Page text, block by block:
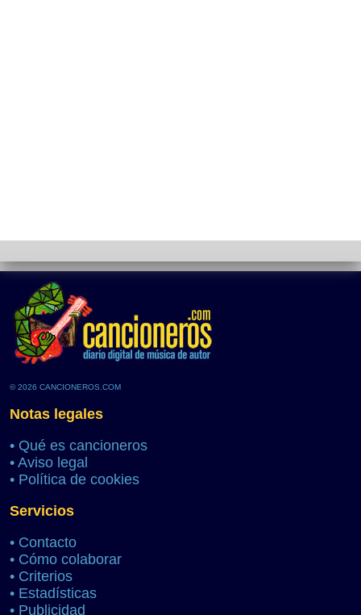
© 2026 CANCIONEROS.COM
Notas legales
• Qué es cancioneros
• Aviso legal
• Política de cookies
Servicios
• Contacto
• Cómo colaborar
• Criterios
• Estadísticas
• Publicidad